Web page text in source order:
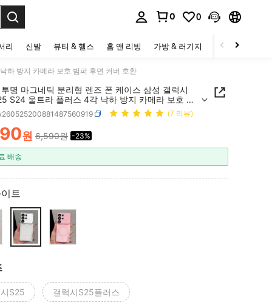
0 0
리 신발 뷰티 & 헬스 홈 앤 리빙 가방 & 러기지 스포츠 & 아웃
하 방지 카메라 보호 범퍼 후면 커버 호환
명 마그네틱 분리형 렌즈 폰 케이스 삼성 갤럭시
S24 울트라 플러스 4각 낙하 방지 카메라 보호 범
커버 호환
(7 리뷰)
AND AVAILABILITY
원 6,590원 -23%
배송
트
S25 갤럭시S25플러스